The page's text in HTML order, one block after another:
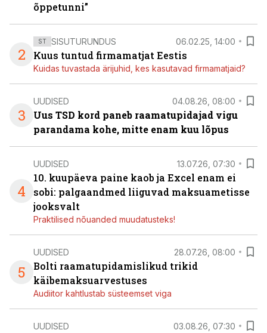
õppetunni”
2
ST SISUTURUNDUS 06.02.25, 14:00
Kuus tuntud firmamatjat Eestis
Kuidas tuvastada ärijuhid, kes kasutavad firmamatjaid?
3
UUDISED 04.08.26, 08:00
Uus TSD kord paneb raamatupidajad vigu
parandama kohe, mitte enam kuu lõpus
4
UUDISED 13.07.26, 07:30
10. kuupäeva paine kaob ja Excel enam ei
sobi: palgaandmed liiguvad maksuametisse
jooksvalt
Praktilised nõuanded muudatusteks!
5
UUDISED 28.07.26, 08:00
Bolti raamatupidamislikud trikid
käibemaksuarvestuses
Audiitor kahtlustab süsteemset viga
UUDISED 03.08.26, 07:30